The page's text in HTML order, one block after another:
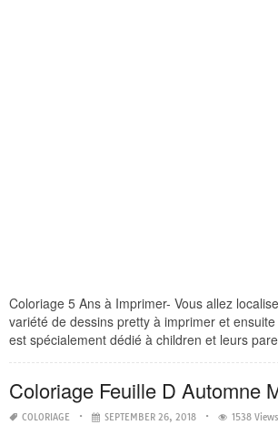
Coloriage 5 Ans à Imprimer- Vous allez
variété de dessins pretty à imprimer et
est spécialement dédié à children et leurs
Coloriage Feuille D Automne
COLORIAGE SEPTEMBER 26, 2018 1538 Views